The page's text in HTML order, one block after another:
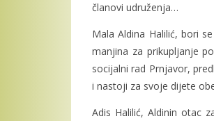
članovi udruženja…
Mala Aldina Halilić, bori
manjina za prikupljanje
socijalni rad Prnjavor,
i nastoji za svoje dijete
Adis Halilić, Aldinin otac